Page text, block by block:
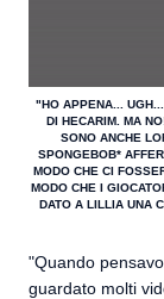
"HO APPENA...
DI HECARIM. MA
SONO ANCHE
SPONGEBOB*
MODO CHE CI
MODO CHE I
DATO A LILLIA UNA
"Quando
guardato molti